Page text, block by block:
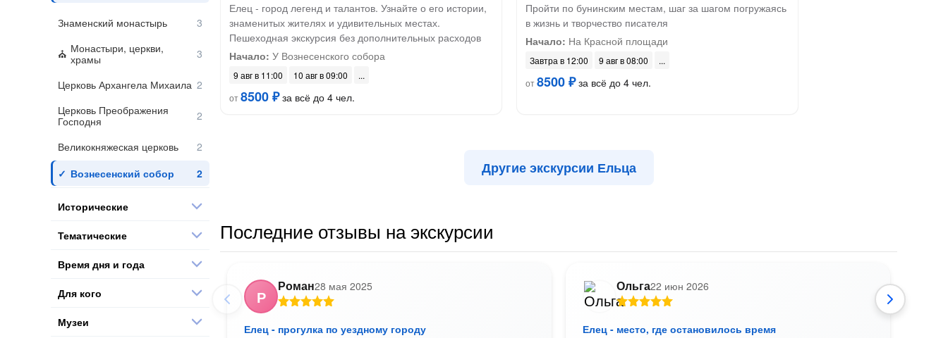
Елец - город легенд и талантов. Узнайте о его истории,
знаменитых жителях и удивительных местах.
Пешеходная экскурсия без дополнительных расходов
Начало: У Вознесенского собора
9 авг в 11:00
10 авг в 09:00
от8500 ₽за всё до 4 чел.
Пройти по бунинским местам, шаг за шагом погружаясь
в жизнь и творчество писателя
Начало: На Красной площади
Завтра в 12:00
9 авг в 08:00
от8500 ₽за всё до 4 чел.
Другие экскурсии Ельца
Последние отзывы на экскурсии
Р
Роман28 мая 2025
Елец - прогулка по уездному городу
Ольга22 июн 2026
Елец - место, где остановилось время
Знаменский монастырь
Монастыри, церкви,
храмы
Церковь Архангела Михаила
Церковь Преображения
Господня
Великокняжеская церковь
Вознесенский собор
Исторические
Тематические
Время дня и года
Для кого
Музеи